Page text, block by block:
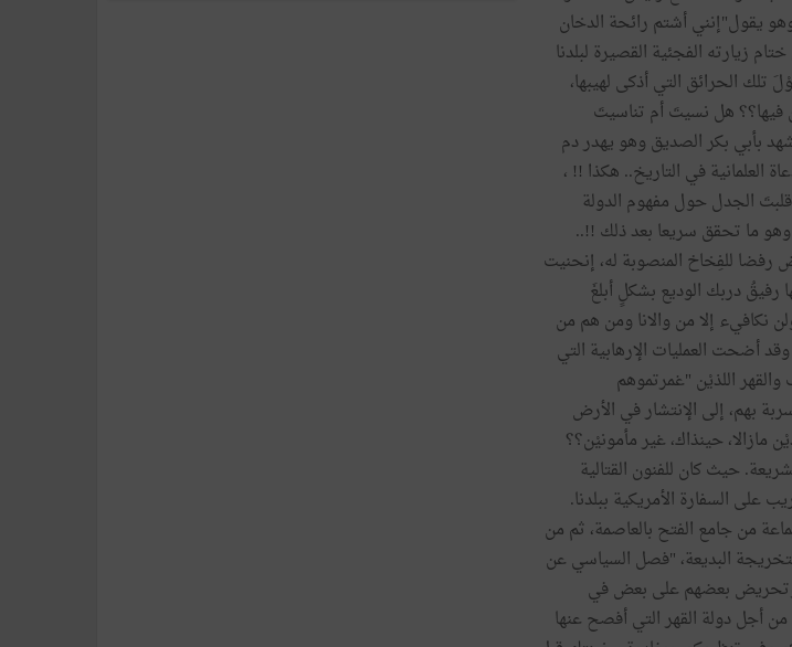
يقول"إنني أشتم رائحة الدخان
زيارته الفجئية القصيرة لبلدنا
الحرائق التي أذكى لهيبها،
فيها؟؟ هل نسيتَ أم تناسيتَ
بأبي بكر الصديق وهو يهدر دم
العلمانية في التاريخ.. هكذا !! ،
قلبتَ الجدل حول مفهوم الدولة
وهو ما تحقق سريعا بعد ذلك !!..
للفِخاخ المنصوبة له، إنحنيت
دربك الوديع بشكلٍ أبلغَ
إلا من والانا ومن هم من
أضحت العمليات الإرهابية التي
اللذيْن "غمرتموهم
بهم، إلى الإنتشار في الأرض
حينذاك، غير مأمونيْن؟؟
حيث كان للفنون القتالية
على السفارة الأمريكية ببلدنا.
من جامع الفتح بالعاصمة، ثم من
البديعة، "فصل السياسي عن
وتحريض بعضهم على بعض في
من أجل دولة القهر التي أفصح عنها